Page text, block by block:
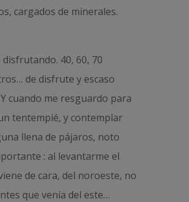
cargados de minerales.
disfrutando. 40, 60, 70
de disfrute y escaso
cuando me resguardo para
tentempié, y contemplar
llena de pájaros, noto
: al levantarme el
de cara, del noroeste, no
que venía del este…